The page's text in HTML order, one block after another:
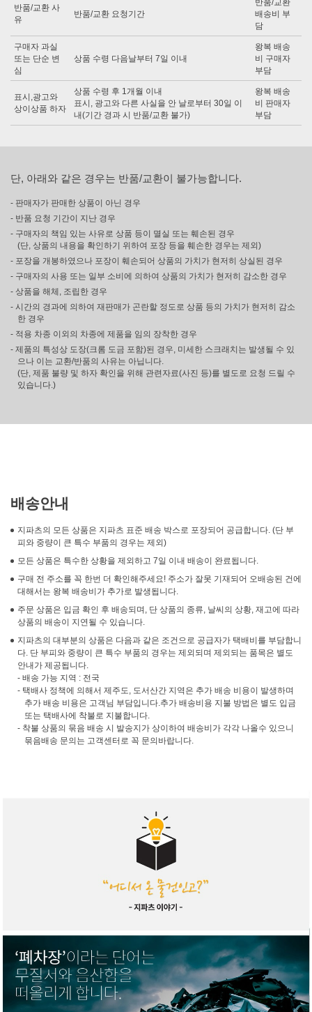
반품/교환 사
유
반품/교환 요청기간
반품/교환
배송비 부
담
구매자 과실
또는 단순 변
심
상품 수령 다음날부터 7일 이내
왕복 배송
비 구매자
부담
표시,광고와
상이상품 하자
상품 수령 후 1개월 이내
표시, 광고와 다른 사실을 안 날로부터 30일 이
내(기간 경과 시 반품/교환 불가)
왕복 배송
비 판매자
부담
단, 아래와 같은 경우는 반품/교환이 불가능합니다.
- 판매자가 판매한 상품이 아닌 경우
- 반품 요청 기간이 지난 경우
- 구매자의 책임 있는 사유로 상품 등이 멸실 또는 훼손된 경우
(단, 상품의 내용을 확인하기 위하여 포장 등을 훼손한 경우는 제외)
- 포장을 개봉하였으나 포장이 훼손되어 상품의 가치가 현저히 상실된 경우
- 구매자의 사용 또는 일부 소비에 의하여 상품의 가치가 현저히 감소한 경우
- 상품을 해체, 조립한 경우
- 시간의 경과에 의하여 재판매가 곤란할 정도로 상품 등의 가치가 현저히 감소
한 경우
- 적용 차종 이외의 차종에 제품을 임의 장착한 경우
- 제품의 특성상 도장(크롬 도금 포함)된 경우, 미세한 스크래치는 발생될 수 있
으나 이는 교환/반품의 사유는 아닙니다.
(단, 제품 불량 및 하자 확인을 위해 관련자료(사진 등)를 별도로 요청 드릴 수
있습니다.)
배송안내
지파츠의 모든 상품은 지파츠 표준 배송 박스로 포장되어 공급합니다. (단 부
피와 중량이 큰 특수 부품의 경우는 제외)
모든 상품은 특수한 상황을 제외하고 7일 이내 배송이 완료됩니다.
구매 전 주소를 꼭 한번 더 확인해주세요! 주소가 잘못 기재되어 오배송된 건에
대해서는 왕복 배송비가 추가로 발생됩니다.
주문 상품은 입금 확인 후 배송되며, 단 상품의 종류, 날씨의 상황, 재고에 따라
상품의 배송이 지연될 수 있습니다.
지파츠의 대부분의 상품은 다음과 같은 조건으로 공급자가 택배비를 부담합니
다. 단 부피와 중량이 큰 특수 부품의 경우는 제외되며 제외되는 품목은 별도
안내가 제공됩니다.
- 배송 가능 지역 : 전국
- 택배사 정책에 의해서 제주도, 도서산간 지역은 추가 배송 비용이 발생하며
추가 배송 비용은 고객님 부담입니다.추가 배송비용 지불 방법은 별도 입금
또는 택배사에 착불로 지불합니다.
- 착불 상품의 묶음 배송 시 발송지가 상이하여 배송비가 각각 나올수 있으니
묶음배송 문의는 고객센터로 꼭 문의바랍니다.